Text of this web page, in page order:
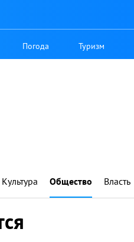
Погода Туризм
Культура Общество Власть